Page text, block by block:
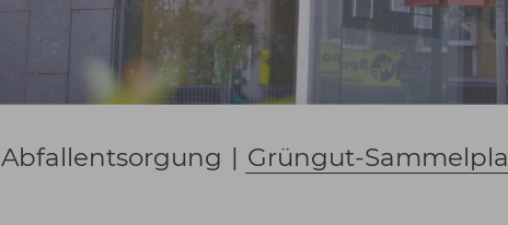
Abfallentsorgung | Grüngut-